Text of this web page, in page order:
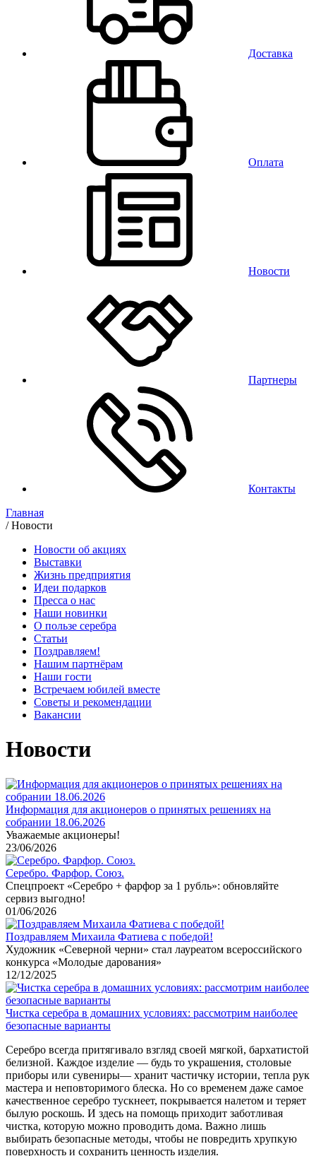
Доставка
Оплата
Новости
Партнеры
Контакты
Главная
/Новости
Новости об акциях
Выставки
Жизнь предприятия
Идеи подарков
Пресса о нас
Наши новинки
О пользе серебра
Статьи
Поздравляем!
Нашим партнёрам
Наши гости
Встречаем юбилей вместе
Советы и рекомендации
Вакансии
Новости
Информация для акционеров о принятых решениях на
собрании 18.06.2026
Уважаемые акционеры!
23/06/2026
Серебро. Фарфор. Союз.
Спецпроект «Серебро + фарфор за 1 рубль»: обновляйте
сервиз выгодно!
01/06/2026
Поздравляем Михаила Фатиева c победой!
Художник «Северной черни» стал лауреатом всероссийского
конкурса «Молодые дарования»
12/12/2025
Чистка серебра в домашних условиях: рассмотрим наиболее
безопасные варианты
Серебро всегда притягивало взгляд своей мягкой, бархатистой
белизной. Каждое изделие — будь то украшения, столовые
приборы или сувениры— хранит частичку истории, тепла рук
мастера и неповторимого блеска. Но со временем даже самое
качественное серебро тускнеет, покрывается налетом и теряет
былую роскошь. И здесь на помощь приходит заботливая
чистка, которую можно проводить дома. Важно лишь
выбирать безопасные методы, чтобы не повредить хрупкую
поверхность и сохранить ценность изделия.